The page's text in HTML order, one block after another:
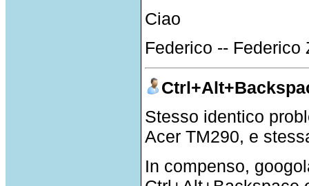
Ciao
Federico -- Federico
Stesso identico
Acer TM290, e
In compenso,